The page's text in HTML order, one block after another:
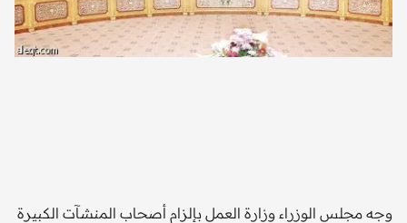
وجه مجلس الوزراء وزارة العمل بإلزام أصحاب المنشآت الكبيرة